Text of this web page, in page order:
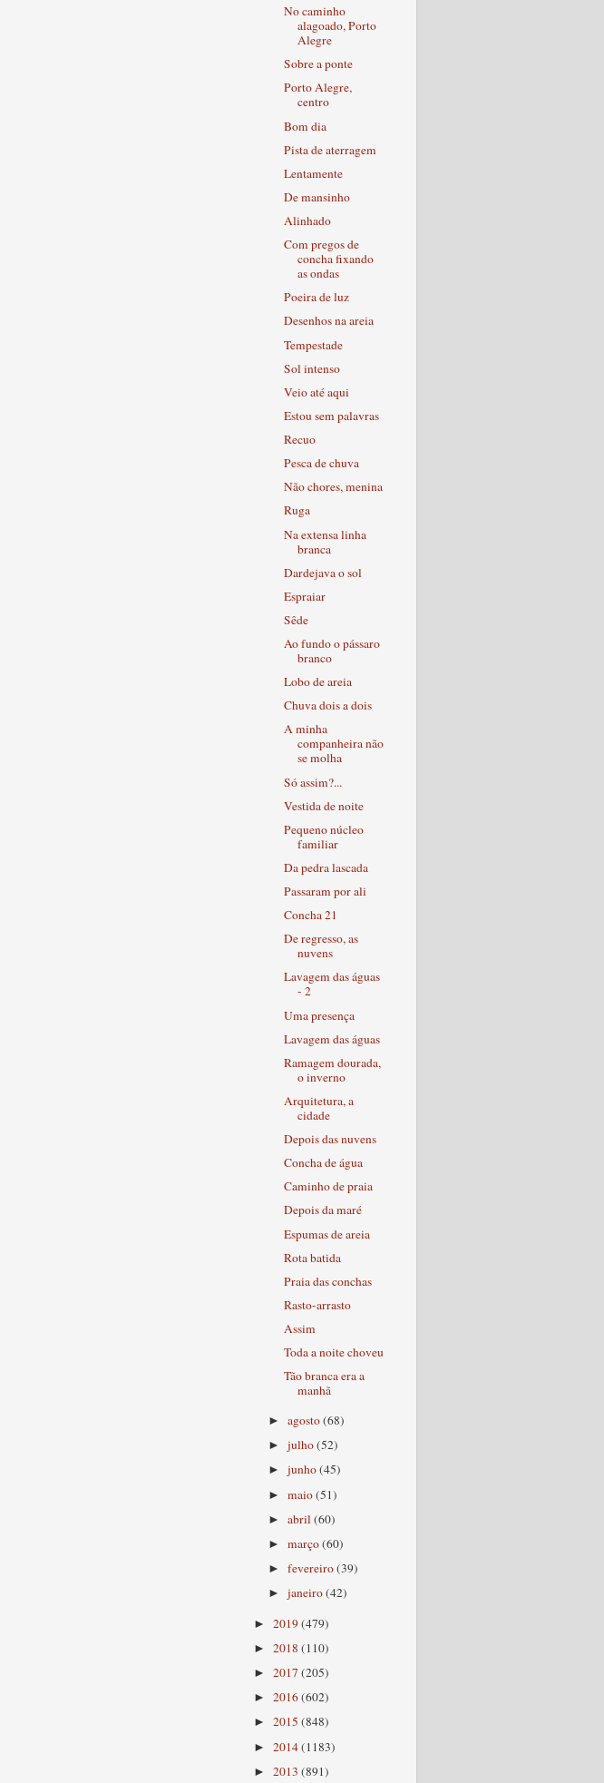
No caminho
alagoado, Porto
Alegre
Sobre a ponte
Porto Alegre,
centro
Bom dia
Pista de aterragem
Lentamente
De mansinho
Alinhado
Com pregos de
concha fixando
as ondas
Poeira de luz
Desenhos na areia
Tempestade
Sol intenso
Veio até aqui
Estou sem palavras
Recuo
Pesca de chuva
Não chores, menina
Ruga
Na extensa linha
branca
Dardejava o sol
Espraiar
Sêde
Ao fundo o pássaro
branco
Lobo de areia
Chuva dois a dois
A minha
companheira não
se molha
Só assim?...
Vestida de noite
Pequeno núcleo
familiar
Da pedra lascada
Passaram por ali
Concha 21
De regresso, as
nuvens
Lavagem das águas
- 2
Uma presença
Lavagem das águas
Ramagem dourada,
o inverno
Arquitetura, a
cidade
Depois das nuvens
Concha de água
Caminho de praia
Depois da maré
Espumas de areia
Rota batida
Praia das conchas
Rasto-arrasto
Assim
Toda a noite choveu
Tão branca era a
manhã
►agosto(68)
►julho(52)
►junho(45)
►maio(51)
►abril(60)
►março(60)
►fevereiro(39)
►janeiro(42)
► 2019(479)
► 2018 (110)
► 2017 (205)
► 2016(602)
► 2015 (848)
► 2014(1183)
► 2013 (891)